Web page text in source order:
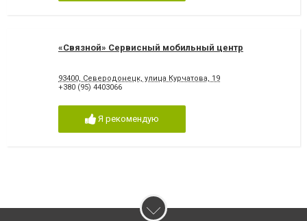
«Связной» Сервисный мобильный центр
93400, Северодонецк, улица Курчатова, 19
+380 (95) 4403066
Я рекомендую